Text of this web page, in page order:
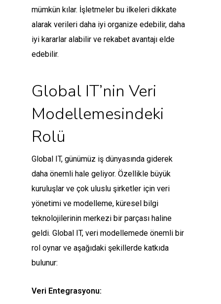
mümkün kılar. İşletmeler bu ilkeleri dikkate
alarak verileri daha iyi organize edebilir, daha
iyi kararlar alabilir ve rekabet avantajı elde
edebilir.
Global IT’nin Veri
Modellemesindeki
Rolü
Global IT, günümüz iş dünyasında giderek
daha önemli hale geliyor. Özellikle büyük
kuruluşlar ve çok uluslu şirketler için veri
yönetimi ve modelleme, küresel bilgi
teknolojilerinin merkezi bir parçası haline
geldi. Global IT, veri modellemede önemli bir
rol oynar ve aşağıdaki şekillerde katkıda
bulunur:
Veri Entegrasyonu: